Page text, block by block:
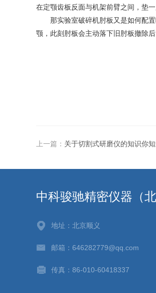
在定颚齿板反面与机架前臂之间，垫
那实验室破碎机肘板又是如何配置
颚，此刻肘板会主动落下旧肘板撤除
上一篇： 关于切割式研磨仪的知识你
中科骏驰精密仪器（
地址：北京顺义
邮箱：646282779@qq.com
传真：86-010-60418337